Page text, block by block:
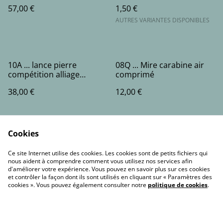
57,00 €
1,50 €
AUTRES VARIANTES DISPONIBLES
10A ... lance pierre
compétition alliage
gomme imitation bois (1
38,00 €
08Q ... Mire carabine air
comprimé
12,00 €
Contact Us
Legal Terms
Cookies
Ce site Internet utilise des cookies. Les cookies sont de petits fichiers qui
nous aident à comprendre comment vous utilisez nos services afin
d'améliorer votre expérience. Vous pouvez en savoir plus sur ces cookies
et contrôler la façon dont ils sont utilisés en cliquant sur « Paramètres des
cookies ». Vous pouvez également consulter notre politique de cookies.